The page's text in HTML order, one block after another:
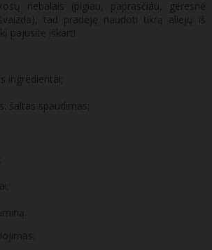
riebalais (pigiau, paprasčiau, geresnė
tad pradėję naudoti tikrą aliejų iš
pajusite iškart!
ingredientai;
šaltas spaudimas;